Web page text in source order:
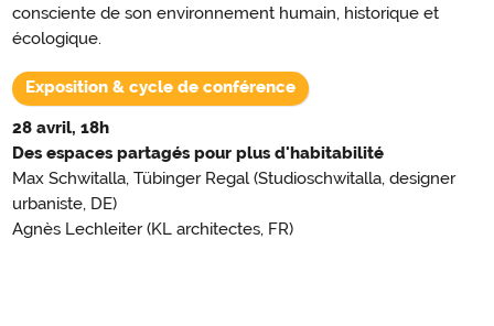
consciente de son environnement humain, historique et
écologique.
Exposition & cycle de conférence
28 avril, 18h
Des espaces partagés pour plus d'habitabilité
Max Schwitalla, Tübinger Regal (Studioschwitalla, designer
urbaniste, DE)
Agnès Lechleiter (KL architectes, FR)